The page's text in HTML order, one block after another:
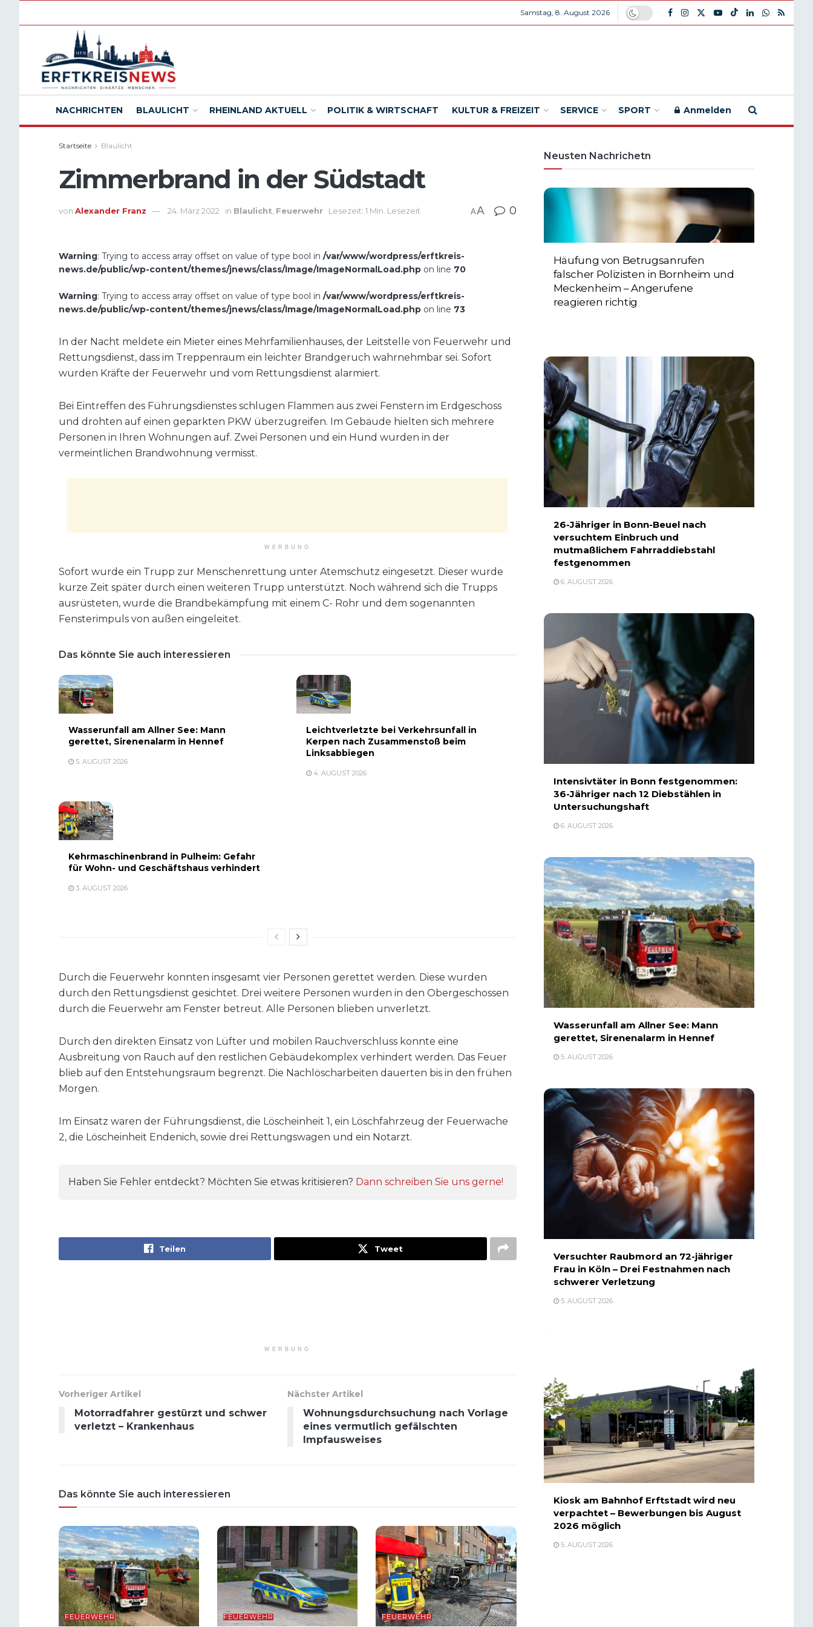
Samstag, 8. August 2026
NACHRICHTEN BLAULICHT RHEINLAND AKTUELL POLITIK & WIRTSCHAFT KULTUR & FREIZEIT SERVICE SPORT Anmelden
Startseite Blaulicht
Zimmerbrand in der Südstadt
von Alexander Franz 24. März 2022 in Blaulicht, Feuerwehr Lesezeit: 1 Min. Lesezeit AA 0
Warning: Trying to access array offset on value of type bool in /var/www/wordpress/erftkreis-
news.de/public/wp-content/themes/jnews/class/Image/ImageNormalLoad.php on line 70
Warning: Trying to access array offset on value of type bool in /var/www/wordpress/erftkreis-
news.de/public/wp-content/themes/jnews/class/Image/ImageNormalLoad.php on line 73
In der Nacht meldete ein Mieter eines Mehrfamilienhauses, der Leitstelle von Feuerwehr und
Rettungsdienst, dass im Treppenraum ein leichter Brandgeruch wahrnehmbar sei. Sofort
wurden Kräfte der Feuerwehr und vom Rettungsdienst alarmiert.
Bei Eintreffen des Führungsdienstes schlugen Flammen aus zwei Fenstern im Erdgeschoss
und drohten auf einen geparkten PKW überzugreifen. Im Gebäude hielten sich mehrere
Personen in Ihren Wohnungen auf. Zwei Personen und ein Hund wurden in der
vermeintlichen Brandwohnung vermisst.
WERBUNG
Sofort wurde ein Trupp zur Menschenrettung unter Atemschutz eingesetzt. Dieser wurde
kurze Zeit später durch einen weiteren Trupp unterstützt. Noch während sich die Trupps
ausrüsteten, wurde die Brandbekämpfung mit einem C- Rohr und dem sogenannten
Fensterimpuls von außen eingeleitet.
Das könnte Sie auch interessieren
Wasserunfall am Allner See: Mann
gerettet, Sirenenalarm in Hennef
5. AUGUST 2026
Leichtverletzte bei Verkehrsunfall in
Kerpen nach Zusammenstoß beim
Linksabbiegen
4. AUGUST 2026
Kehrmaschinenbrand in Pulheim: Gefahr
für Wohn- und Geschäftshaus verhindert
3. AUGUST 2026
Durch die Feuerwehr konnten insgesamt vier Personen gerettet werden. Diese wurden
durch den Rettungsdienst gesichtet. Drei weitere Personen wurden in den Obergeschossen
durch die Feuerwehr am Fenster betreut. Alle Personen blieben unverletzt.
Durch den direkten Einsatz von Lüfter und mobilen Rauchverschluss konnte eine
Ausbreitung von Rauch auf den restlichen Gebäudekomplex verhindert werden. Das Feuer
blieb auf den Entstehungsraum begrenzt. Die Nachlöscharbeiten dauerten bis in den frühen
Morgen.
Im Einsatz waren der Führungsdienst, die Löscheinheit 1, ein Löschfahrzeug der Feuerwache
2, die Löscheinheit Endenich, sowie drei Rettungswagen und ein Notarzt.
Haben Sie Fehler entdeckt? Möchten Sie etwas kritisieren? Dann schreiben Sie uns gerne!
Teilen Tweet
WERBUNG
Vorheriger Artikel
Motorradfahrer gestürzt und schwer
verletzt – Krankenhaus
Nächster Artikel
Wohnungsdurchsuchung nach Vorlage
eines vermutlich gefälschten
Impfausweises
Das könnte Sie auch interessieren
FEUERWEHR FEUERWEHR FEUERWEHR
Neusten Nachrichetn
Häufung von Betrugsanrufen
falscher Polizisten in Bornheim und
Meckenheim – Angerufene
reagieren richtig
26-Jähriger in Bonn-Beuel nach
versuchtem Einbruch und
mutmaßlichem Fahrraddiebstahl
festgenommen
6. AUGUST 2026
Intensivtäter in Bonn festgenommen:
36-Jähriger nach 12 Diebstählen in
Untersuchungshaft
6. AUGUST 2026
Wasserunfall am Allner See: Mann
gerettet, Sirenenalarm in Hennef
5. AUGUST 2026
Versuchter Raubmord an 72-jähriger
Frau in Köln – Drei Festnahmen nach
schwerer Verletzung
5. AUGUST 2026
Kiosk am Bahnhof Erftstadt wird neu
verpachtet – Bewerbungen bis August
2026 möglich
5. AUGUST 2026